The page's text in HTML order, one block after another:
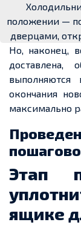
положении —
дверцами,
Но, наконец,
окончания
максимально
пошагово
Этап
ящике